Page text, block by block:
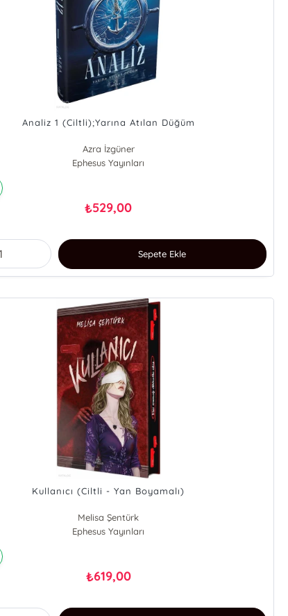
Analiz 1 (Ciltli);Yarına Atılan Düğüm
Azra İzgüner
Ephesus Yayınları
₺529,00
Sepete Ekle
Kullanıcı (Ciltli - Yan Boyamalı)
Melisa Şentürk
Ephesus Yayınları
₺619,00